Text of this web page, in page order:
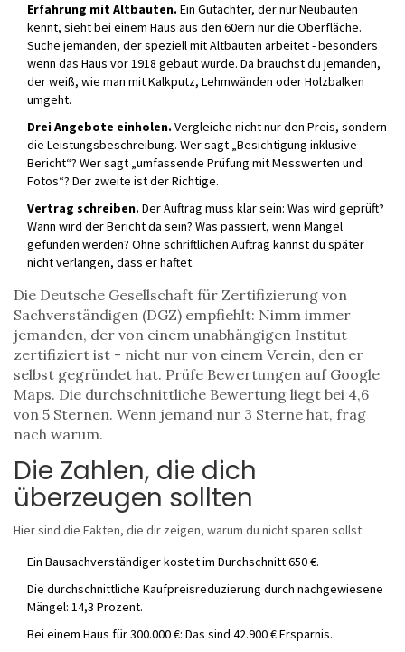
Erfahrung mit Altbauten. Ein Gutachter, der nur Neubauten
kennt, sieht bei einem Haus aus den 60ern nur die Oberfläche.
Suche jemanden, der speziell mit Altbauten arbeitet - besonders
wenn das Haus vor 1918 gebaut wurde. Da brauchst du jemanden,
der weiß, wie man mit Kalkputz, Lehmwänden oder Holzbalken
umgeht.
Drei Angebote einholen. Vergleiche nicht nur den Preis, sondern
die Leistungsbeschreibung. Wer sagt „Besichtigung inklusive
Bericht“? Wer sagt „umfassende Prüfung mit Messwerten und
Fotos“? Der zweite ist der Richtige.
Vertrag schreiben. Der Auftrag muss klar sein: Was wird geprüft?
Wann wird der Bericht da sein? Was passiert, wenn Mängel
gefunden werden? Ohne schriftlichen Auftrag kannst du später
nicht verlangen, dass er haftet.
Die Deutsche Gesellschaft für Zertifizierung von
Sachverständigen (DGZ) empfiehlt: Nimm immer
jemanden, der von einem unabhängigen Institut
zertifiziert ist - nicht nur von einem Verein, den er
selbst gegründet hat. Prüfe Bewertungen auf Google
Maps. Die durchschnittliche Bewertung liegt bei 4,6
von 5 Sternen. Wenn jemand nur 3 Sterne hat, frag
nach warum.
Die Zahlen, die dich
überzeugen sollten
Hier sind die Fakten, die dir zeigen, warum du nicht sparen sollst:
Ein Bausachverständiger kostet im Durchschnitt 650 €.
Die durchschnittliche Kaufpreisreduzierung durch nachgewiesene
Mängel: 14,3 Prozent.
Bei einem Haus für 300.000 €: Das sind 42.900 € Ersparnis.